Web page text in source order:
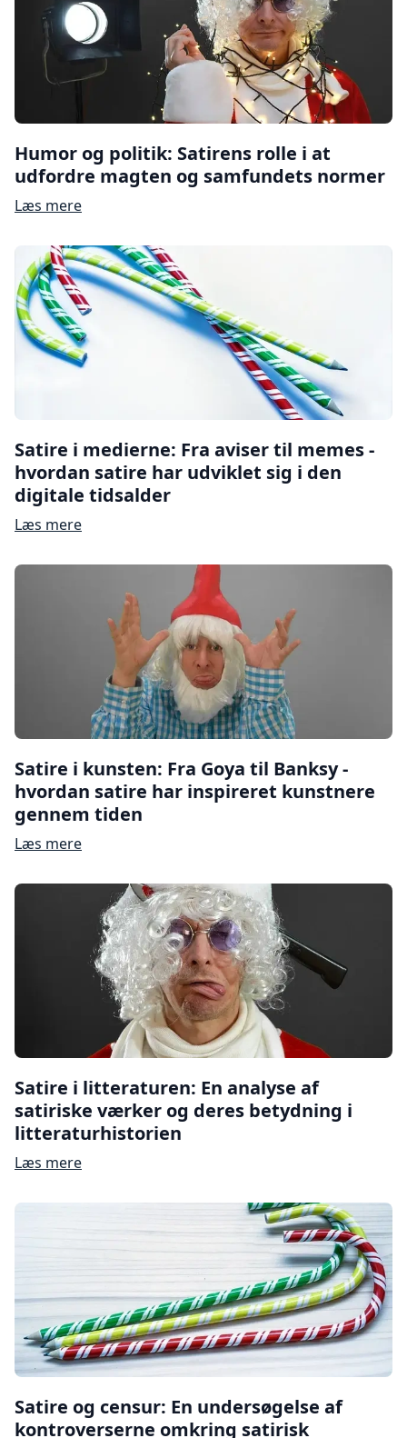
Humor og politik: Satirens rolle i at
udfordre magten og samfundets normer
Læs mere
Satire i medierne: Fra aviser til memes -
hvordan satire har udviklet sig i den
digitale tidsalder
Læs mere
Satire i kunsten: Fra Goya til Banksy -
hvordan satire har inspireret kunstnere
gennem tiden
Læs mere
Satire i litteraturen: En analyse af
satiriske værker og deres betydning i
litteraturhistorien
Læs mere
Satire og censur: En undersøgelse af
kontroverserne omkring satirisk